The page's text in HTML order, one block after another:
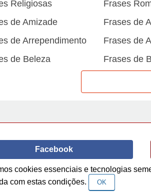
Religiosas Frases
de Amizade
Frases de
de Arrependimento
Frases de
de Beleza
Frases de
Frases de
de Horário de verão
de Inverno
Frases de
Frases de
Facebook
2014-2022 A Frase.
cookies essenciais e tecnologias
com estas condições.
OK